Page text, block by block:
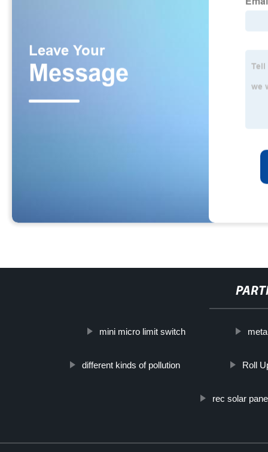
mini micro limit switch
different kinds of pollution Roll
rec solar